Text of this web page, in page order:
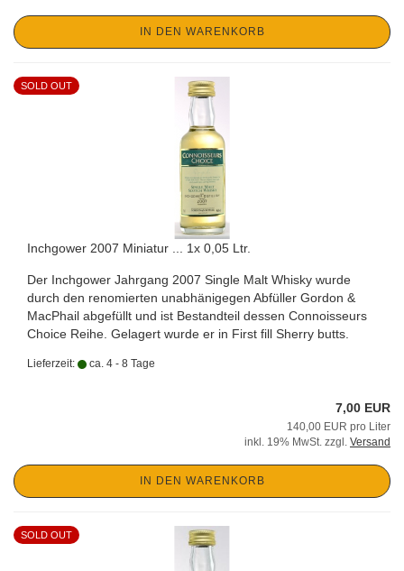
IN DEN WARENKORB
SOLD OUT
Inchgower 2007 Miniatur ... 1x 0,05 Ltr.
Der Inchgower Jahrgang 2007 Single Malt Whisky wurde
durch den renomierten unabhänigegen Abfüller Gordon &
MacPhail abgefüllt und ist Bestandteil dessen Connoisseurs
Choice Reihe. Gelagert wurde er in First fill Sherry butts.
Lieferzeit: ca. 4 - 8 Tage
7,00 EUR
140,00 EUR pro Liter
inkl. 19% MwSt. zzgl. Versand
IN DEN WARENKORB
SOLD OUT